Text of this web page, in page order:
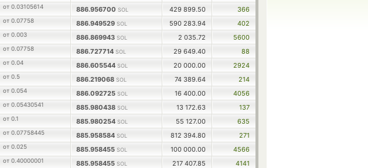
от 0.03105614 886.956700 SOL 429 899.50
366
от 0.07758 886.949529 SOL 590 283.94
402
от 0.003 886.869943 SOL 2 035.72
5600
от 0.07758 886.727714 SOL 29 649.40
88
от 0.04 886.605544 SOL 20 000.00
2924
от 0.5 886.219068 SOL 74 389.64
214
от 0.054 886.092725 SOL 16 400.00
4056
от 0.05430541 885.980438 SOL 13 172.63
137
от 0.1 885.980254 SOL 55 127.00
635
от 0.07758445 885.958584 SOL 812 394.80
271
от 0.025 885.958455 SOL 100 000.00
4566
от 0.40000001 885.958455 SOL 217 407.85
4141